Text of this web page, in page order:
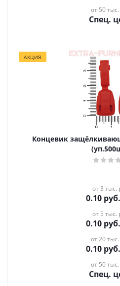
от 50 тыс.
Спец.
АКЦИЯ
Концевик
от 3 тыс.
0.10 руб.
от 5 тыс.
0.10 руб.
от 20 тыс.
0.10 руб.
от 50 тыс.
Спец.